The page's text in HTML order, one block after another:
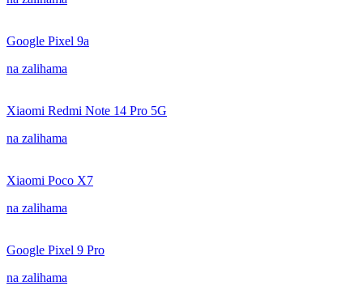
Google Pixel 9a
na zalihama
Xiaomi Redmi Note 14 Pro 5G
na zalihama
Xiaomi Poco X7
na zalihama
Google Pixel 9 Pro
na zalihama